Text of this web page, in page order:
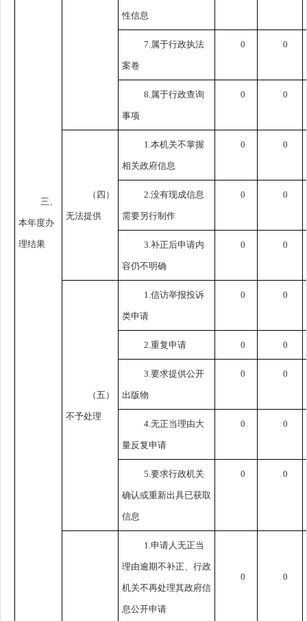
三、
本年度办
理结果
性信息
7.属于行政执法
案卷
0 0
8.属于行政查询
事项
0 0
（四）
无法提供
1.本机关不掌握
相关政府信息
0 0
2.没有现成信息
需要另行制作
0 0
3.补正后申请内
容仍不明确
0 0
（五）
不予处理
1.信访举报投诉
类申请
0 0
2.重复申请 0 0
3.要求提供公开
出版物
0 0
4.无正当理由大
量反复申请
0 0
5.要求行政机关
确认或重新出具已获取
信息
0 0
1.申请人无正当
理由逾期不补正、行政
机关不再处理其政府信
息公开申请
0 0